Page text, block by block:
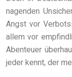
nagenden
Angst vor
allem vor
Abenteuer
jeder kennt, der